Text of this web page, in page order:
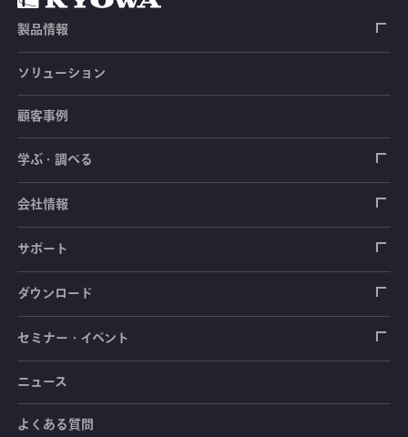
製品情報
ひずみゲージ
センサ（変換器）
ロードセル
加速度センサ
圧力センサ
トルクセンサ
土木建築用センサ
荷重計
土圧計
間隙水圧計
傾斜計
自動車用センサ
シートベルト張力計
操舵力・操舵角計
手ブレーキ計・チェンジレバー操作力計
踏力計
ホイールトルクセンサ
測定器
データロガー
指示計・表示器
増幅器（アンプ）
ハンディ測定器（チェッカ）
ソフトウェア
計測システム
道路用計測システム
鉄道用計測システム
ブリッジボックス
ケーブル・コネクタ
ソリューション
顧客事例
学ぶ・調べる
ひずみゲージ
センサ（変換器）
測定器
光ファイバ計測ソリューション - 学ぶ・調べる
共和技報
会社情報
拠点情報
会社概要
サポート
製品輸出時の取り扱いと該非判定書
毒物及び劇物譲受書
安全データシート（SDS）
カタログ・資料のダウンロード
ダウンロード
カタログ
取扱説明書
CADデータ
セミナー・イベント
セミナー・講習会
イベント・展示会
ニュース
よくある質問